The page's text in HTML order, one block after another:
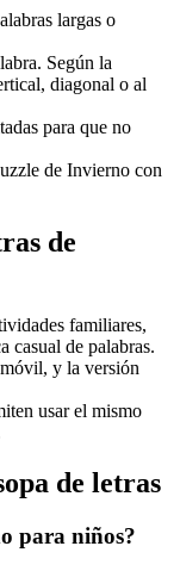
largas o
Según la
diagonal o al
para que no
de Invierno con
de
familiares,
casual de palabras.
y la versión
usar el mismo
de letras
para niños?